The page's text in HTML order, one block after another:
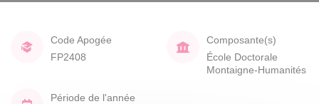
Code Apogée
FP2408
Composante(s)
École Doctorale
Montaigne-Humanités
Période de l'année